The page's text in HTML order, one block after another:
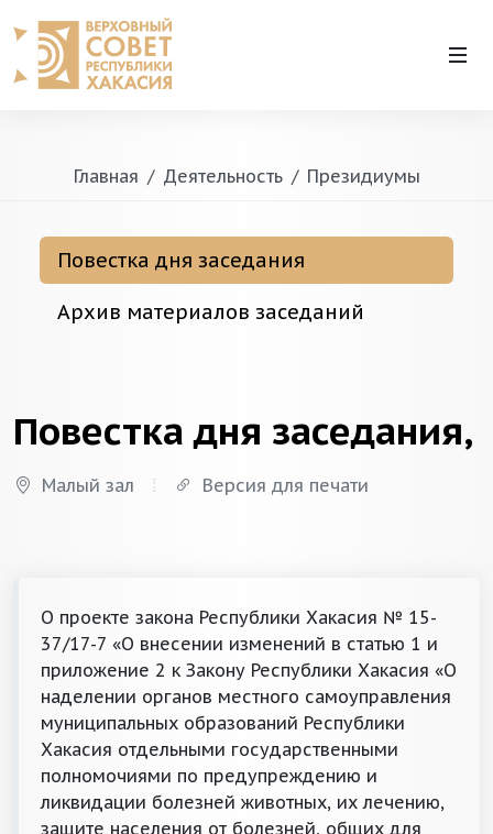
Главная Деятельность Президиумы
Повестка дня заседания
Архив материалов заседаний
Повестка дня заседания,
Малый зал Версия для печати
О проекте закона Республики Хакасия № 15-
37/17-7 «О внесении изменений в статью 1 и
приложение 2 к Закону Республики Хакасия «О
наделении органов местного самоуправления
муниципальных образований Республики
Хакасия отдельными государственными
полномочиями по предупреждению и
ликвидации болезней животных, их лечению,
защите населения от болезней, общих для